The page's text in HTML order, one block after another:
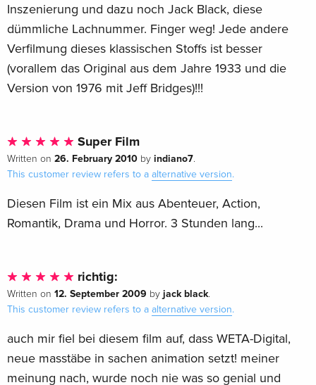
Inszenierung und dazu noch Jack Black, diese
dümmliche Lachnummer. Finger weg! Jede andere
Verfilmung dieses klassischen Stoffs ist besser
(vorallem das Original aus dem Jahre 1933 und die
Version von 1976 mit Jeff Bridges)!!!
Super Film
Written on 26. February 2010 by indiano7.
This customer review refers to a alternative version.
Diesen Film ist ein Mix aus Abenteuer, Action,
Romantik, Drama und Horror. 3 Stunden lang...
richtig:
Written on 12. September 2009 by jack black.
This customer review refers to a alternative version.
auch mir fiel bei diesem film auf, dass WETA-Digital,
neue masstäbe in sachen animation setzt! meiner
meinung nach, wurde noch nie was so genial und